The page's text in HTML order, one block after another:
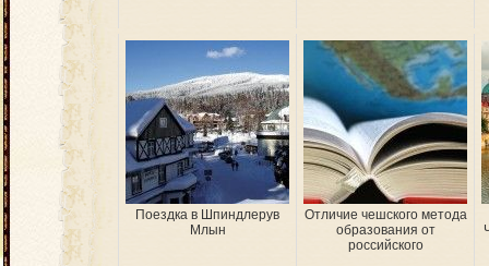
Поездка в Шпиндлерув
Млын
Отличие чешского метода
образования от
российского